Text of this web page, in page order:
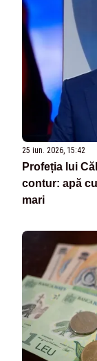
25 iun. 2026, 15:42
Profeția lui
contur: apă
mari